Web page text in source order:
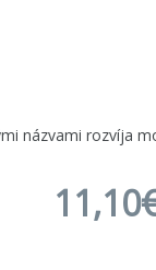
názvami rozvíja